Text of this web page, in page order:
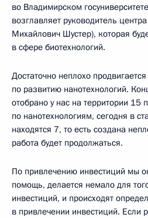
во Владимирском
возглавляет руководитель
Михайлович Шустер), которая
в сфере биотехнологий.
Достаточно неплохо
по развитию нанотехнологий.
отобрано у нас на территории 15
по нанотехнологиям, сегодня в
находятся 7, то есть создана
работа будет продолжаться.
По привлечению инвестиций мы
помощь, делается немало для
инвестиций, и происходят
в привлечении инвестиций.